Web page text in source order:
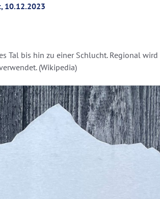
10.12.2023
Tal bis hin zu einer Schlucht. Regional
(Wikipedia)